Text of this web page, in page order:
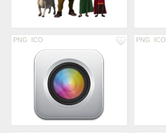
PNG ICO PNG ICO